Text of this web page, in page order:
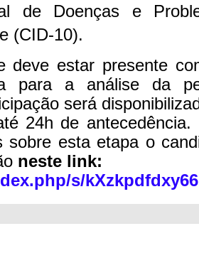
de Doenças e
(CID-10).
deve estar presente
para a análise da
será
24h de antecedência.
sobre esta etapa o
neste link:
s/